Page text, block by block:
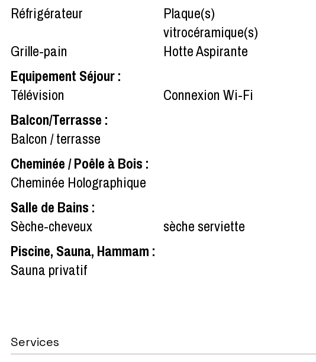
Réfrigérateur
Plaque(s)
vitrocéramique(s)
Grille-pain
Hotte Aspirante
Equipement Séjour:
Télévision
Connexion Wi-Fi
Balcon/Terrasse :
Balcon / terrasse
Cheminée / Poêle à Bois :
Cheminée Holographique
Salle de Bains :
Sèche-cheveux
sèche serviette
Piscine, Sauna, Hammam :
Sauna privatif
Services